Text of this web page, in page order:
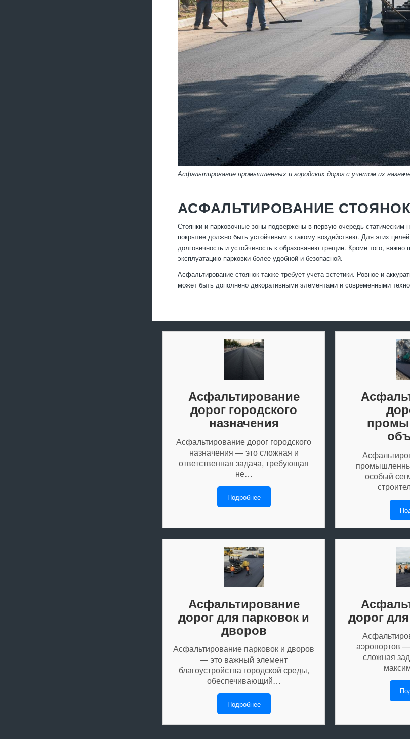
Асфальтирование промышленных и городских дорог с учетом их
АСФАЛЬТИРОВАНИЕ
Стоянки и парковочные зоны подвержены в первую очередь
покрытие должно быть устойчивым к такому воздействию. Для этих
долговечность и устойчивость к образованию трещин. Кроме того,
эксплуатацию парковки более удобной и безопасной.
Асфальтирование стоянок также требует учета эстетики. Ровное и
может быть дополнено декоративными элементами и современными
Асфальтирование
дорог городского
назначения
Асфальтирование дорог городского
назначения — это сложная и
ответственная задача, требующая
не…
Подробнее
особый
Асфальтирование
дорог для парковок и
дворов
Асфальтирование парковок и дворов
— это важный элемент
благоустройства городской среды,
обеспечивающий…
Подробнее
дорог
аэропортов
сложная